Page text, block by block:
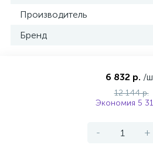
Производитель
Бренд
6 832 р. /
12 144 р.
Экономия 5
- +